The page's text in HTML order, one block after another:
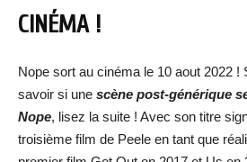
CINÉMA !
Nope sort au cinéma le 10 aout 2022 !
savoir si une scène post-générique
Nope, lisez la suite ! Avec son titre
troisième film de Peele en tant que